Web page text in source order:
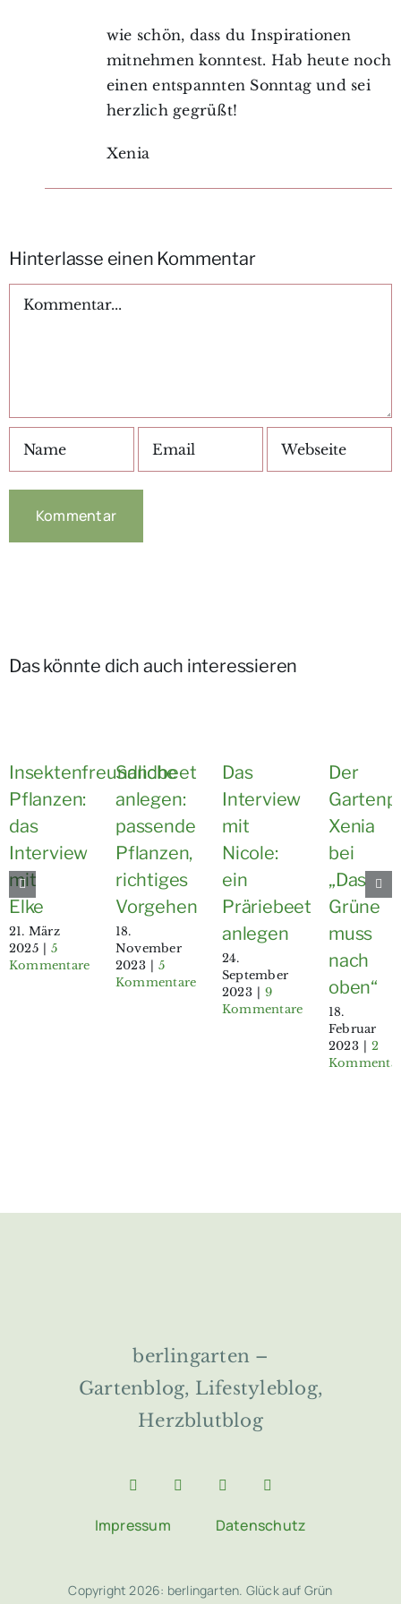
wie schön, dass du Inspirationen
mitnehmen konntest. Hab heute noch
einen entspannten Sonntag und sei
herzlich gegrüßt!
Xenia
Hinterlasse einen Kommentar
Kommentar
Das könnte dich auch interessieren
Insektenfreundliche
Pflanzen:
das
Interview
mit
Elke
21. März
2025 | 5
Kommentare
Sandbeet
anlegen:
passende
Pflanzen,
richtiges
Vorgehen
18.
November
2023 | 5
Kommentare
Das
Interview
mit
Nicole:
ein
Präriebeet
anlegen
24.
September
2023 | 9
Kommentare
Der
Xenia
bei
„Das
Grüne
muss
nach
oben“
18.
Februar
2023 | 2
berlingarten –
Gartenblog, Lifestyleblog,
Herzblutblog
Impressum Datenschutz
Copyright 2026: berlingarten. Glück auf Grün